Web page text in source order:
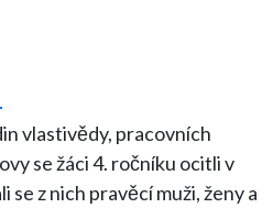
vlastivědy, pracovních
se žáci 4. ročníku ocitli v
se z nich pravěcí muži, ženy a